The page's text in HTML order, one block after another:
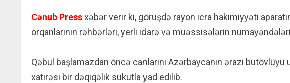
Cənub Pressxəbər verir ki, görüşdə rayon icra hakimiyyəti
orqanlarının rəhbərləri, yerli idarə və müəssisələrin
Qəbul başlamazdan öncə canlarını Azərbaycanın ərazi
xatirəsi bir dəqiqəlik sükutla yad edilib.